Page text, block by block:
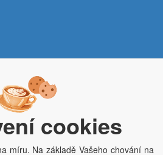
Město
cookies
míru. Na základě Vašeho chování na